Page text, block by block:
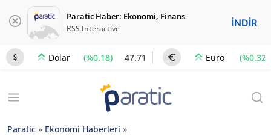
Paratic Haber: Ekonomi, Finans
RSS Interactive İNDİR
Dolar (%0.18) 47.71 Euro (%0.32)
Paratic » Ekonomi Haberleri »